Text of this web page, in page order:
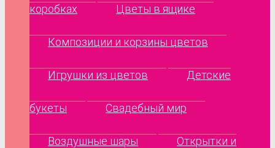
коробках Цветы в ящике
Композиции и корзины цветов
Игрушки из цветов Детские
букеты Свадебный мир
Воздушные шары Открытки и